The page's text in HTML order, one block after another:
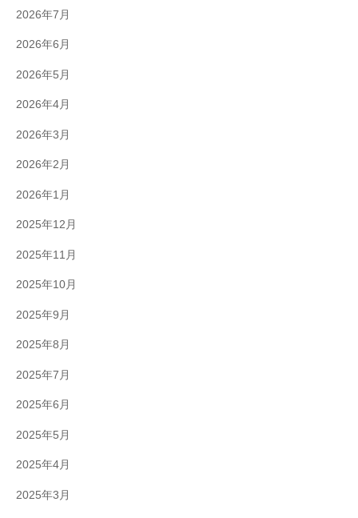
2026年7月
2026年6月
2026年5月
2026年4月
2026年3月
2026年2月
2026年1月
2025年12月
2025年11月
2025年10月
2025年9月
2025年8月
2025年7月
2025年6月
2025年5月
2025年4月
2025年3月